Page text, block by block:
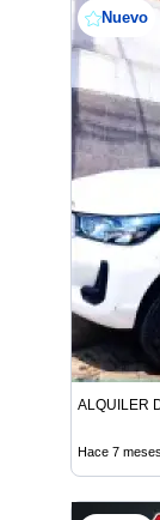
Nuevo
ALQUILER
Hace 7 meses